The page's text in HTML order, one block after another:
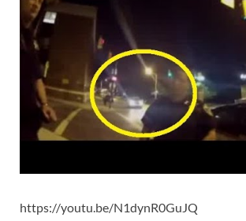
https://youtu.be/N1dynR0GuJQ